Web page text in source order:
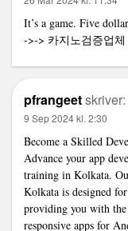
It’s a game. Five
->-> 카지노검증업체
pfrangeetskriver:
9 Sep 2024 kl. 2:30
Become a Skilled
Advance your app
training in Kolkata.
Kolkata is designed
providing you with
responsive apps for